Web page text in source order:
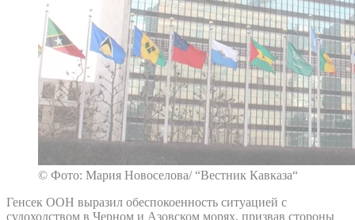
© Фото: Мария Новоселова/ “Вестник Кавказа“
Генсек ООН выразил обеспокоенность ситуацией с
судоходством в Черном и Азовском морях, призвав стороны